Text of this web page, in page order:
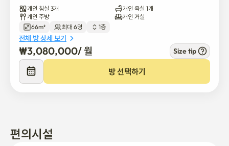
- 방 3개 + 욕실, 주방 및 거실 1개
- 퀸 침대 2개, 슈퍼 싱글 침대 1개, 소파 침대 1개
- 최대 8명까지 완벽하게 할 수 있습니다! (인원 수에 대한 추가 요금
없음)
✅ 혜화역에서 도보로 5분 거리!
✅ 명동 및 종로 근처
사진에 표시된 침구는 직접 제작된 것이므로 필요한 경우 별도로 문
의해 주시기 바랍니다.
개인 침실 3개
개인 욕실 1개
개인 주방
개인 거실
66m²
최대 6명 1층
전체 방 상세 보기
₩3,080,000/ 월 Size tip
방 선택하기
편의시설